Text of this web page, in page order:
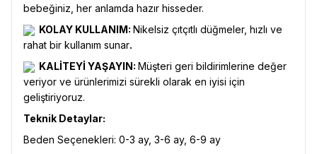
bebeğiniz, her anlamda hazır hisseder.
KOLAY KULLANIM: Nikelsiz çıtçıtlı düğmeler, hızlı ve
rahat bir kullanım sunar.
KALİTEYİ YAŞAYIN: Müşteri geri bildirimlerine değer
veriyor ve ürünlerimizi sürekli olarak en iyisi için
geliştiriyoruz.
Teknik Detaylar:
Beden Seçenekleri: 0-3 ay, 3-6 ay, 6-9 ay